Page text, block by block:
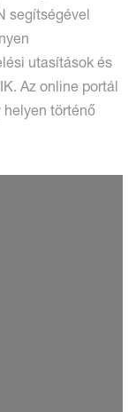
segítségével
utasítások és
Az online portál
történő